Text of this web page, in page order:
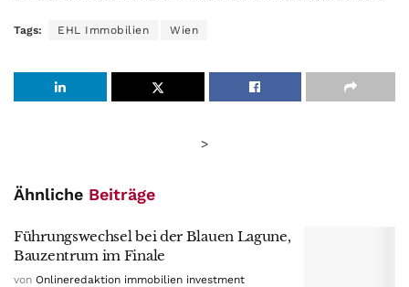
Tags: EHL Immobilien Wien
>
Ähnliche Beiträge
Führungswechsel bei der Blauen Lagune,
Bauzentrum im Finale
von Onlineredaktion immobilien investment